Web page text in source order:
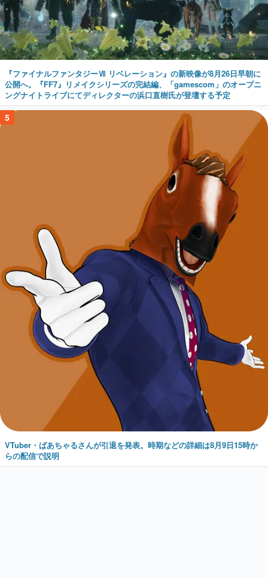
『ファイナルファンタジーⅦ リベレーション』の新映像が8月26日早朝に
公開へ。『FF7』リメイクシリーズの完結編、「gamescom」のオープニ
ングナイトライブにてディレクターの浜口直樹氏が登壇する予定
5
VTuber・ばあちゃるさんが引退を発表。時期などの詳細は8月9日15時か
らの配信で説明